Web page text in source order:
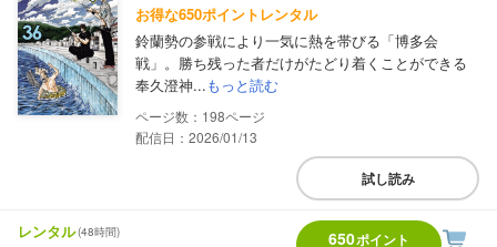
お得な650ポイントレンタル
鈴蘭勢の参戦により一気に熱を帯びる「博多会
戦」。勝ち残った者だけがたどり着くことができる
奉久澄神...もっと読む
198
配信日：2026/01/13
試し読み
レンタル(48時間) 650ポイント